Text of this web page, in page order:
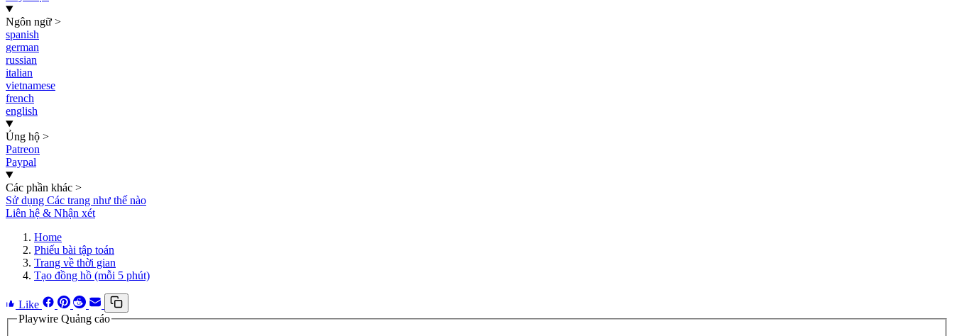
Ngôn ngữ >
spanish
german
russian
italian
vietnamese
french
english
Ủng hộ >
Patreon
Paypal
Các phần khác >
Sử dụng Các trang như thế nào
Liên hệ & Nhận xét
Home
Phiếu bài tập toán
Trang về thời gian
Tạo đồng hồ (mỗi 5 phút)
Like
Playwire Quảng cáo